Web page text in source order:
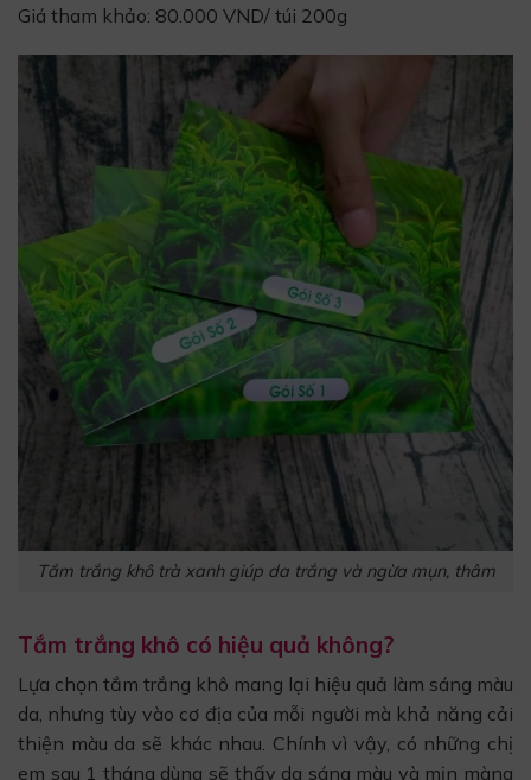
Giá tham khảo: 80.000 VND/ túi 200g
Tắm trắng khô trà xanh giúp da trắng và ngừa mụn, thâm
Tắm trắng khô có hiệu quả không?
Lựa chọn tắm trắng khô mang lại hiệu quả làm sáng màu
da, nhưng tùy vào cơ địa của mỗi người mà khả năng cải
thiện màu da sẽ khác nhau. Chính vì vậy, có những chị
em sau 1 tháng dùng sẽ thấy da sáng màu và mịn màng